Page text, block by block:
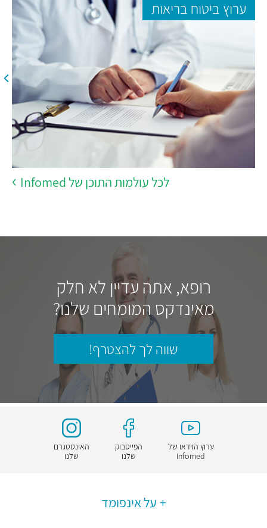
ערוץ ביטוח בריאות
לכל עולמות התוכן של Infomed
רופא, אתה עדיין לא חלק
מאינדקס המומחים שלנו?
שווה לך להצטרף!
ערוץ הוידאו של
Infomed
הפייסבוק
שלנו
האינסטגרם
שלנו
על אינפומד